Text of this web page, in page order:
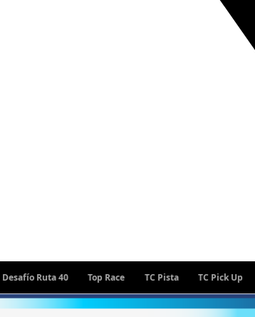
Ruta 40 Top Race TC Pista TC Pick Up